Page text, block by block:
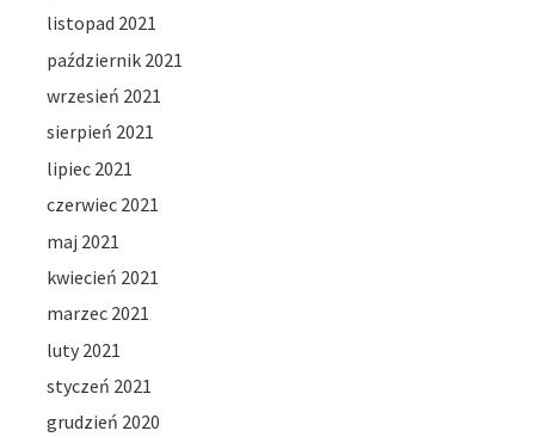
listopad 2021
październik 2021
wrzesień 2021
sierpień 2021
lipiec 2021
czerwiec 2021
maj 2021
kwiecień 2021
marzec 2021
luty 2021
styczeń 2021
grudzień 2020